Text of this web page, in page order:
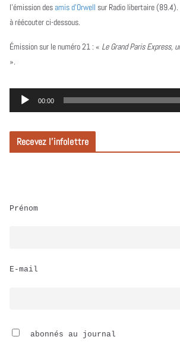
l’émission des amis d’Orwell sur Radio libertaire
à réécouter ci-dessous.
Émission sur le numéro 21 : « Le Grand Paris Express,
».
e
c
t
r
i
00:00
Recevez l’infolettre
Prénom
E-mail
abonnés au journal